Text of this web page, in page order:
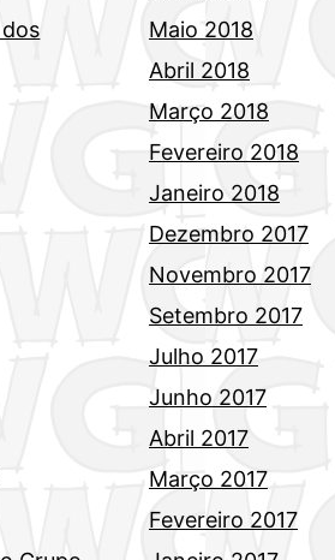
Maio 2018
Abril 2018
Março 2018
Fevereiro 2018
Janeiro 2018
Dezembro 2017
Novembro 2017
Setembro 2017
Julho 2017
Junho 2017
Abril 2017
Março 2017
Fevereiro 2017